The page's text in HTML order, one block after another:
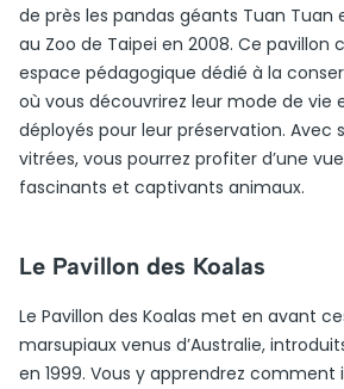
de près les pandas géants Tuan Tuan
au Zoo de Taipei en 2008. Ce pavillon
espace pédagogique dédié à la
où vous découvrirez leur mode de vie
déployés pour leur préservation. Avec
vitrées, vous pourrez profiter d’une
fascinants et captivants animaux.
Le Pavillon des Koalas
Le Pavillon des Koalas met en avant
marsupiaux venus d’Australie,
en 1999. Vous y apprendrez comment